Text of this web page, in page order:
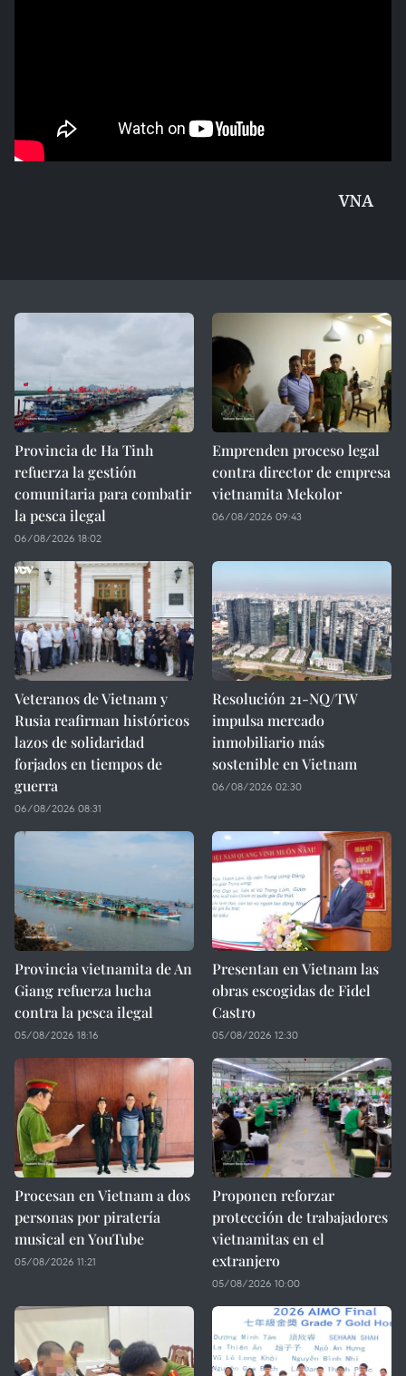
VNA
Provincia de Ha Tinh
refuerza la gestión
comunitaria para combatir
la pesca ilegal
06/08/2026 18:02
Emprenden proceso legal
contra director de empresa
vietnamita Mekolor
06/08/2026 09:43
Veteranos de Vietnam y
Rusia reafirman históricos
lazos de solidaridad
forjados en tiempos de
guerra
06/08/2026 08:31
Resolución 21-NQ/TW
impulsa mercado
inmobiliario más
sostenible en Vietnam
06/08/2026 02:30
Provincia vietnamita de An
Giang refuerza lucha
contra la pesca ilegal
05/08/2026 18:16
Presentan en Vietnam las
obras escogidas de Fidel
Castro
05/08/2026 12:30
Procesan en Vietnam a dos
personas por piratería
musical en YouTube
05/08/2026 11:21
Proponen reforzar
protección de trabajadores
vietnamitas en el
extranjero
05/08/2026 10:00